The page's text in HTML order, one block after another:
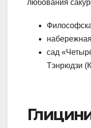
любования
сад
Тэнрюдзи